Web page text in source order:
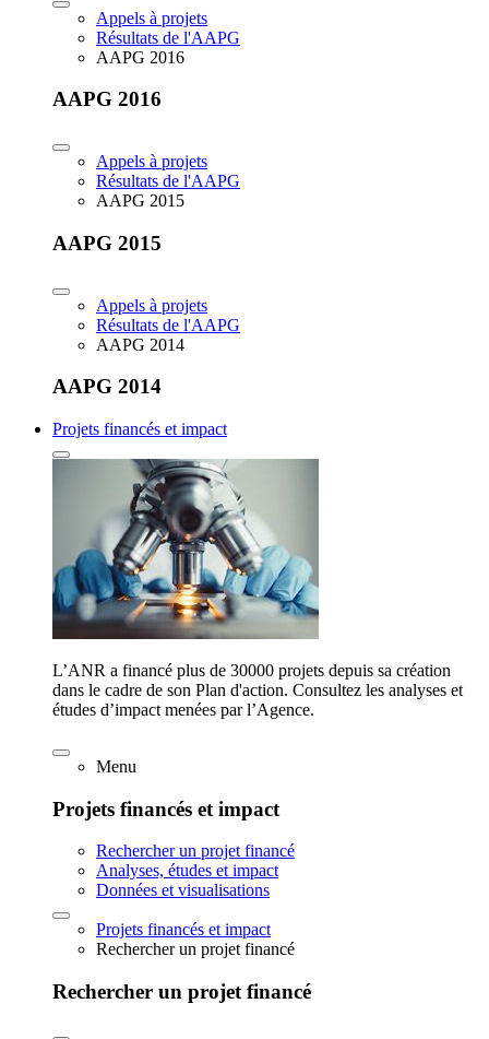
Appels à projets
Résultats de l'AAPG
AAPG 2016
AAPG 2016
Appels à projets
Résultats de l'AAPG
AAPG 2015
AAPG 2015
Appels à projets
Résultats de l'AAPG
AAPG 2014
AAPG 2014
Projets financés et impact
L’ANR a financé plus de 30000 projets depuis sa création
dans le cadre de son Plan d'action. Consultez les analyses et
études d’impact menées par l’Agence.
Menu
Projets financés et impact
Rechercher un projet financé
Analyses, études et impact
Données et visualisations
Projets financés et impact
Rechercher un projet financé
Rechercher un projet financé